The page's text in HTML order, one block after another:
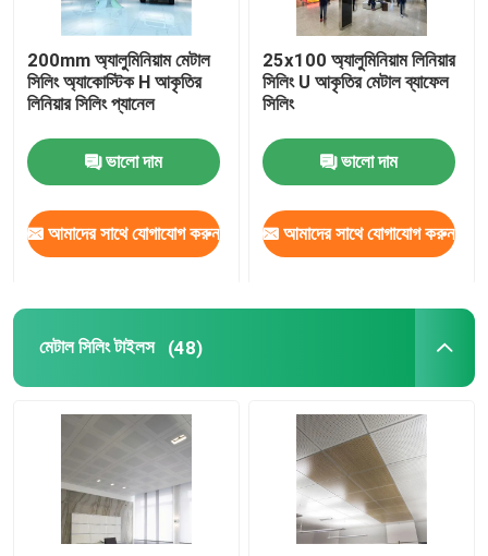
স্টেইনলেস স্টীল সিলিং প্যানেল
ছিদ্রযুক্ত ধাতু প্যানেল
ধাতু বিল্ডিং সম্মুখভাগ
লেজার কাট প্যানেল
সিলিং এয়ার ডিফিউজার
200mm অ্যালুমিনিয়াম মেটাল
সিলিং অ্যাকোস্টিক H আকৃতির
লিনিয়ার সিলিং প্যানেল
ভালো দাম
আমাদের সাথে যোগাযোগ করুন
25x100 অ্যালুমিনিয়াম লিনিয়ার
সিলিং U আকৃতির মেটাল ব্যাফেল
সিলিং
ভালো দাম
আমাদের সাথে যোগাযোগ করুন
মেটাল সিলিং টাইলস (48)